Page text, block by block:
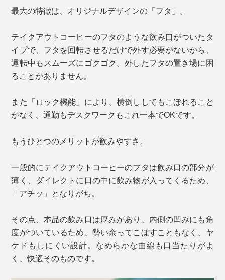
最大の特徴は、オリジナルデザインの「フタ」。
テイクアウトコーヒーのフタのような飲み口がついたタ
イプで、フタを回転させるだけで外す必要がないから、
運転中もスムーズにゴクゴク。外したフタの置き場に困
ることがありません。
また「ロック機能」により、横倒ししてもこぼれること
がなく、通勤もデスクワークもこれ一本でOKです。
もうひとつのメリットが飲みやすさ。
一般的にテイクアウトコーヒーのフタは飲み口の部分が
薄く、ダイレクトに口の中に飲み物が入ってくるため、
「アチッ」となりがち。
その点、本品の飲み口は厚みがあり、内側の凹みにも角
度がついているため、勢い余ってこぼすこともなく、ヤ
ケドもしにくい設計。なめらかな曲線も口当たりがよ
く、快適そのものです。